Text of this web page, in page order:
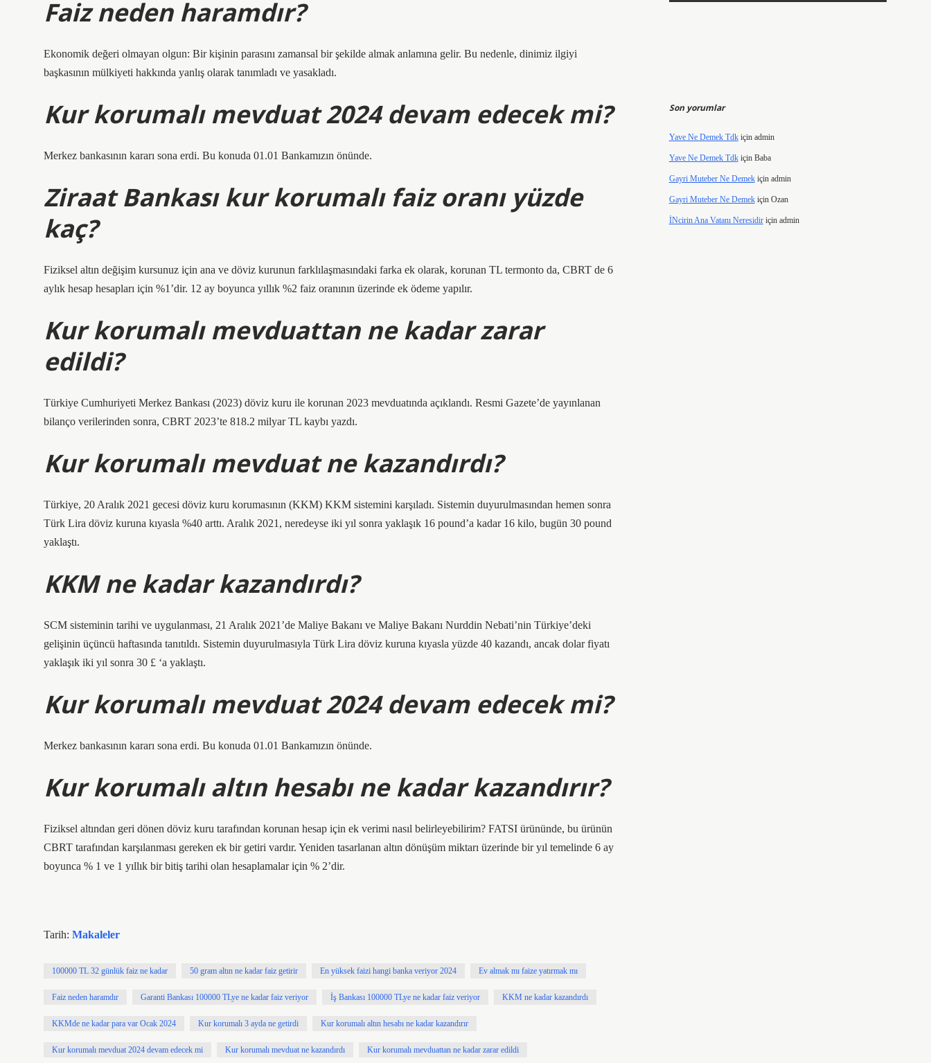
Faiz neden haramdır?
Ekonomik değeri olmayan olgun: Bir kişinin parasını zamansal bir şekilde almak anlamına gelir. Bu nedenle, dinimiz ilgiyi
başkasının mülkiyeti hakkında yanlış olarak tanımladı ve yasakladı.
Kur korumalı mevduat 2024 devam edecek mi?
Merkez bankasının kararı sona erdi. Bu konuda 01.01 Bankamızın önünde.
Ziraat Bankası kur korumalı faiz oranı yüzde
kaç?
Fiziksel altın değişim kursunuz için ana ve döviz kurunun farklılaşmasındaki farka ek olarak, korunan TL termonto da, CBRT de 6
aylık hesap hesapları için %1’dir. 12 ay boyunca yıllık %2 faiz oranının üzerinde ek ödeme yapılır.
Kur korumalı mevduattan ne kadar zarar
edildi?
Türkiye Cumhuriyeti Merkez Bankası (2023) döviz kuru ile korunan 2023 mevduatında açıklandı. Resmi Gazete’de yayınlanan
bilanço verilerinden sonra, CBRT 2023’te 818.2 milyar TL kaybı yazdı.
Kur korumalı mevduat ne kazandırdı?
Türkiye, 20 Aralık 2021 gecesi döviz kuru korumasının (KKM) KKM sistemini karşıladı. Sistemin duyurulmasından hemen sonra
Türk Lira döviz kuruna kıyasla %40 arttı. Aralık 2021, neredeyse iki yıl sonra yaklaşık 16 pound’a kadar 16 kilo, bugün 30 pound
yaklaştı.
KKM ne kadar kazandırdı?
SCM sisteminin tarihi ve uygulanması, 21 Aralık 2021’de Maliye Bakanı ve Maliye Bakanı Nurddin Nebati’nin Türkiye’deki
gelişinin üçüncü haftasında tanıtıldı. Sistemin duyurulmasıyla Türk Lira döviz kuruna kıyasla yüzde 40 kazandı, ancak dolar fiyatı
yaklaşık iki yıl sonra 30 £ ‘a yaklaştı.
Kur korumalı mevduat 2024 devam edecek mi?
Merkez bankasının kararı sona erdi. Bu konuda 01.01 Bankamızın önünde.
Kur korumalı altın hesabı ne kadar kazandırır?
Fiziksel altından geri dönen döviz kuru tarafından korunan hesap için ek verimi nasıl belirleyebilirim? FATSI ürününde, bu ürünün
CBRT tarafından karşılanması gereken ek bir getiri vardır. Yeniden tasarlanan altın dönüşüm miktarı üzerinde bir yıl temelinde 6 ay
boyunca % 1 ve 1 yıllık bir bitiş tarihi olan hesaplamalar için % 2’dir.
Tarih: Makaleler
100000 TL 32 günlük faiz ne kadar 50 gram altın ne kadar faiz getirir En yüksek faizi hangi banka veriyor 2024 Ev almak mı faize yatırmak mı
Faiz neden haramdır Garanti Bankası 100000 TLye ne kadar faiz veriyor İş Bankası 100000 TLye ne kadar faiz veriyor KKM ne kadar kazandırdı
KKMde ne kadar para var Ocak 2024 Kur korumalı 3 ayda ne getirdi Kur korumalı altın hesabı ne kadar kazandırır
Kur korumalı mevduat 2024 devam edecek mi Kur korumalı mevduat ne kazandırdı Kur korumalı mevduattan ne kadar zarar edildi
Son yorumlar
Yave Ne Demek Tdkiçin admin
Yave Ne Demek Tdkiçin Baba
Gayri Muteber Ne Demekiçin admin
Gayri Muteber Ne Demekiçin Ozan
İNcirin Ana Vatanı Neresidiriçin admin